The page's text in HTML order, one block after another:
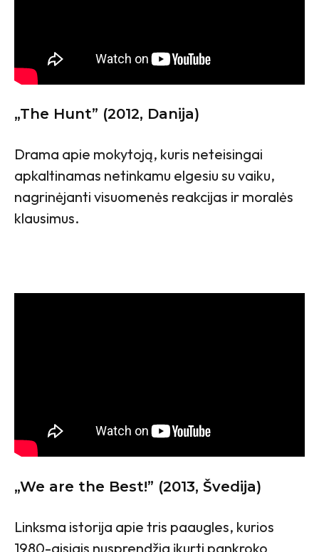
„The Hunt” (2012, Danija)
Drama apie mokytoją, kuris neteisingai
apkaltinamas netinkamu elgesiu su vaiku,
nagrinėjanti visuomenės reakcijas ir moralės
klausimus.
„We are the Best!” (2013, Švedija)
Linksma istorija apie tris paaugles, kurios
1980-aisiais nusprendžia įkurti pankroko